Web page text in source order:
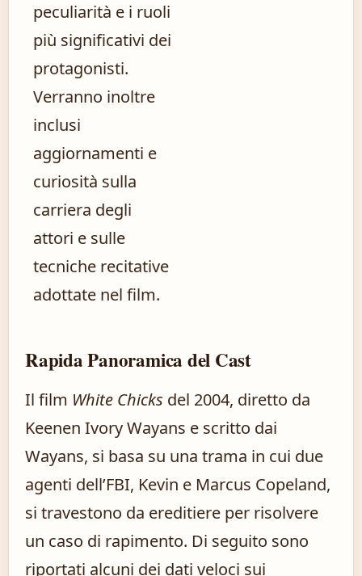
peculiarità e i ruoli
più significativi dei
protagonisti.
Verranno inoltre
inclusi
aggiornamenti e
curiosità sulla
carriera degli
attori e sulle
tecniche recitative
adottate nel film.
Rapida Panoramica del Cast
Il film White Chicks del 2004, diretto da
Keenen Ivory Wayans e scritto dai
Wayans, si basa su una trama in cui due
agenti dell’FBI, Kevin e Marcus Copeland,
si travestono da ereditiere per risolvere
un caso di rapimento. Di seguito sono
riportati alcuni dei dati veloci sui